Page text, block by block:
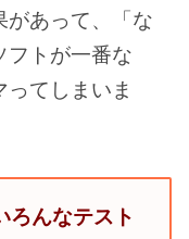
があって、「な
フトが一番な
てしまいま
ろんなテスト